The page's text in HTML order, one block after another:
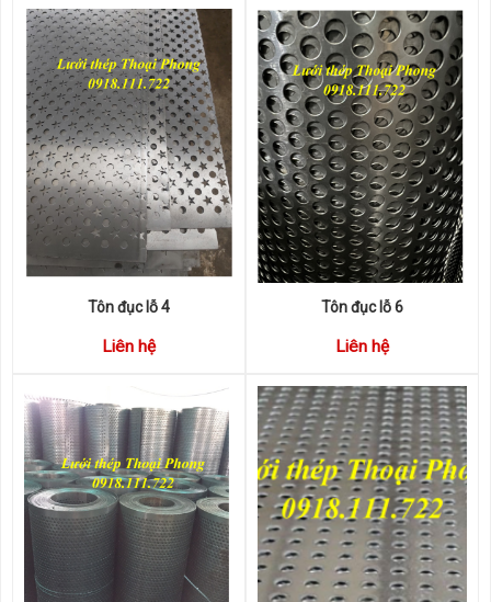
Tôn đục lỗ 4
Liên hệ
Tôn đục lỗ 6
Liên hệ